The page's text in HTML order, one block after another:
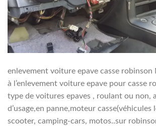
enlevement voiture epave casse robinson
à l’enlevement voiture epave pour casse
type de voitures epaves , roulant ou non,
d’usage,en panne,moteur casse(véhicules
scooter, camping-cars, motos..sur